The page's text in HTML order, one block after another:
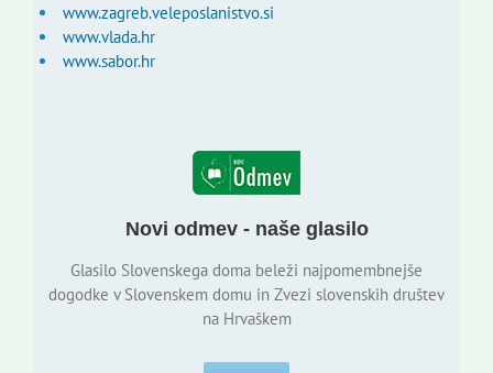
www.zagreb.veleposlanistvo.si
www.vlada.hr
www.sabor.hr
Novi odmev - naše glasilo
Glasilo Slovenskega doma beleži najpomembnejše
dogodke v Slovenskem domu in Zvezi slovenskih društev
na Hrvaškem